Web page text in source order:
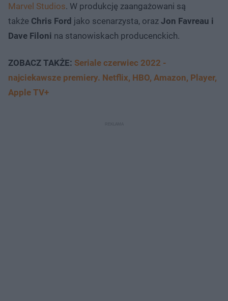
Marvel Studios. W produkcję zaangażowani są
także Chris Ford jako scenarzysta, oraz Jon Favreau i
Dave Filoni na stanowiskach producenckich.
ZOBACZ TAKŻE: Seriale czerwiec 2022 -
najciekawsze premiery. Netflix, HBO, Amazon, Player,
Apple TV+